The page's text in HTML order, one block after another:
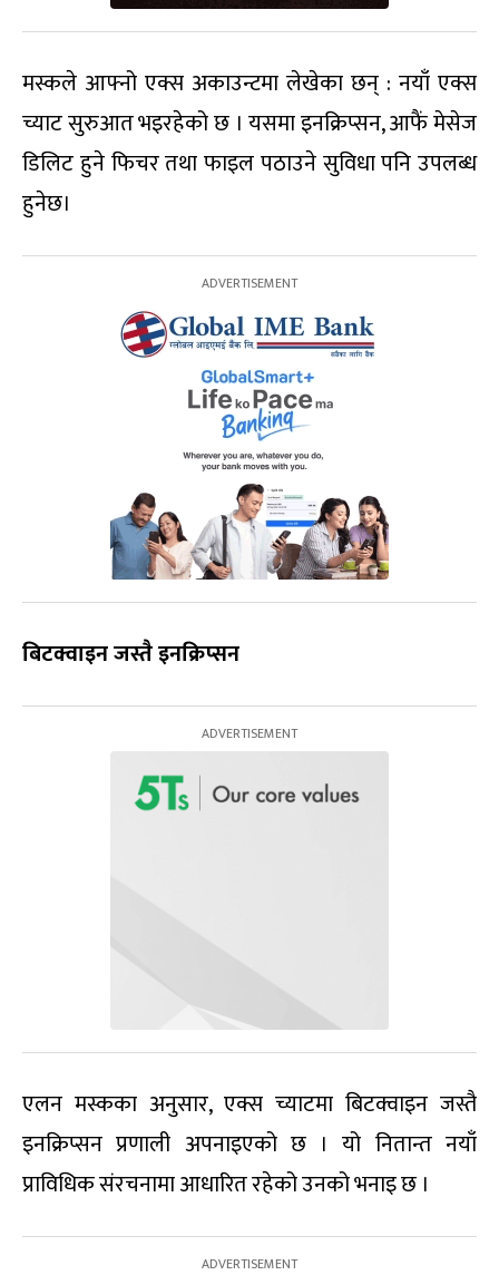
मस्कले आफ्नो एक्स अकाउन्टमा लेखेका छन् : नयाँ एक्स
च्याट सुरुआत भइरहेको छ । यसमा इनक्रिप्सन, आफैं मेसेज
डिलिट हुने फिचर तथा फाइल पठाउने सुविधा पनि उपलब्ध
हुनेछ।
बिटक्वाइन जस्तै इनक्रिप्सन
एलन मस्कका अनुसार, एक्स च्याटमा बिटक्वाइन जस्तै
इनक्रिप्सन प्रणाली अपनाइएको छ । यो नितान्त नयाँ
प्राविधिक संरचनामा आधारित रहेको उनको भनाइ छ ।